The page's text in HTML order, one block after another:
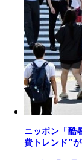
ニッポン「酷
費トレンド"が